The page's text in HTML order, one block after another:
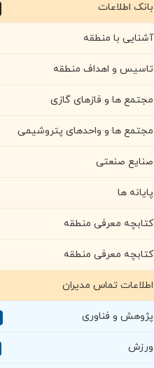
بانک اطلاعات
آشنایی با منطقه
تاسیس و اهداف منطقه
مجتمع ها و فازهای گازی
مجتمع ها و واحدهای پتروشیمی
صنایع صنعتی
پایانه ها
کتابچه معرفی منطقه
کتابچه معرفی منطقه
اطلاعات تماس مدیران
پژوهش و فناوری
ورزش